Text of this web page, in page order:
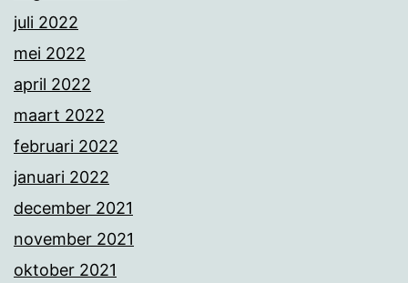
juli 2022
mei 2022
april 2022
maart 2022
februari 2022
januari 2022
december 2021
november 2021
oktober 2021